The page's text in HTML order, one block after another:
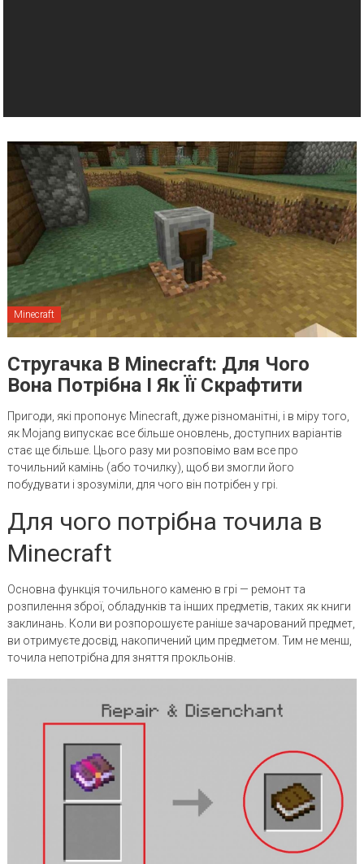
Minecraft
Стругачка В Minecraft: Для Чого
Вона Потрібна І Як Її Скрафтити
Пригоди, які пропонує Minecraft, дуже різноманітні, і в міру того,
як Mojang випускає все більше оновлень, доступних варіантів
стає ще більше. Цього разу ми розповімо вам все про
точильний камінь (або точилку), щоб ви змогли його
побудувати і зрозуміли, для чого він потрібен у грі.
Для чого потрібна точила в
Minecraft
Основна функція точильного каменю в грі — ремонт та
розпилення зброї, обладунків та інших предметів, таких як книги
заклинань. Коли ви розпорошуєте раніше зачарований предмет,
ви отримуєте досвід, накопичений цим предметом. Тим не менш,
точила непотрібна для зняття прокльонів.